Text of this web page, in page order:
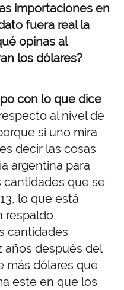
importaciones en
fuera real la
opinas al
los dólares?
con lo que dice
al nivel de
si uno mira
decir las cosas
argentina para
cantidades que se
lo que está
respaldo
cantidades
años después del
más dólares que
este en que los